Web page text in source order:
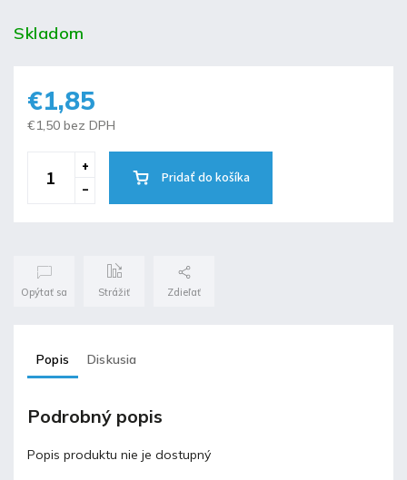
Skladom
€1,85
€1,50 bez DPH
Pridať do košíka
Opýtať sa Strážiť Zdieľať
Popis Diskusia
Podrobný popis
Popis produktu nie je dostupný